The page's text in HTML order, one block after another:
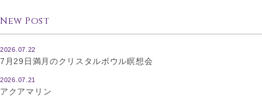
New Post
2026.07.22
7月29日満月のクリスタルボウル瞑想会
2026.07.21
アクアマリン